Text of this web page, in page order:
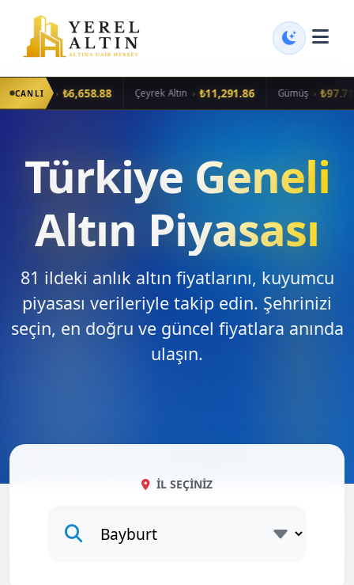
CANLI
Altın ₺6,658.88 Çeyrek Altın › ₺11,291.86 Gümüş › ₺97.71
Türkiye Geneli
Altın Piyasası
81 ildeki anlık altın fiyatlarını, kuyumcu
piyasası verileriyle takip edin. Şehrinizi
seçin, en doğru ve güncel fiyatlara anında
ulaşın.
İL SEÇINIZ